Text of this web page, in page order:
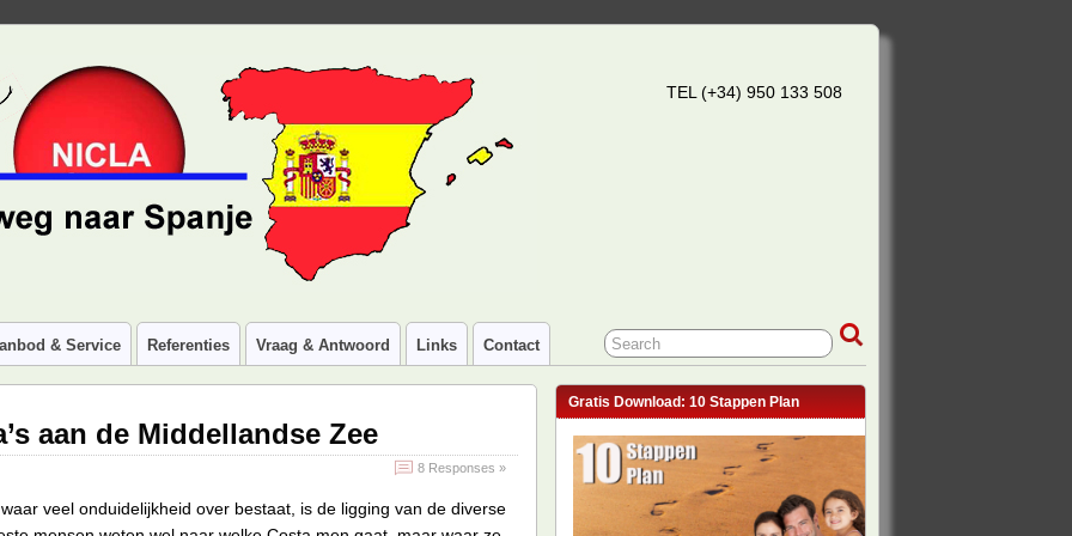
TEL (+34) 950 133 508
& Service Referenties Vraag & Antwoord Links Contact
aan de Middellandse Zee
8 Responses »
veel onduidelijkheid over bestaat, is de ligging van de diverse
Gratis Download: 10 Stappen Plan